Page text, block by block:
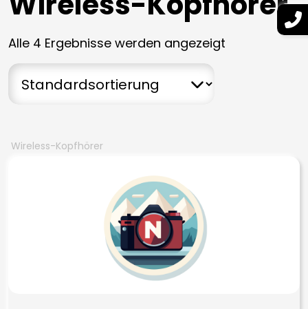
Alle 4 Ergebnisse werden angezeigt
Wireless-Kopfhörer